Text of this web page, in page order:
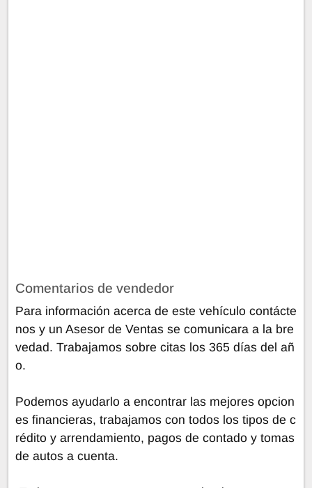
Comentarios de vendedor
Para información acerca de este vehículo contácte
nos y un Asesor de Ventas se comunicara a la bre
vedad. Trabajamos sobre citas los 365 días del añ
o.
Podemos ayudarlo a encontrar las mejores opcion
es financieras, trabajamos con todos los tipos de c
rédito y arrendamiento, pagos de contado y tomas
de autos a cuenta.